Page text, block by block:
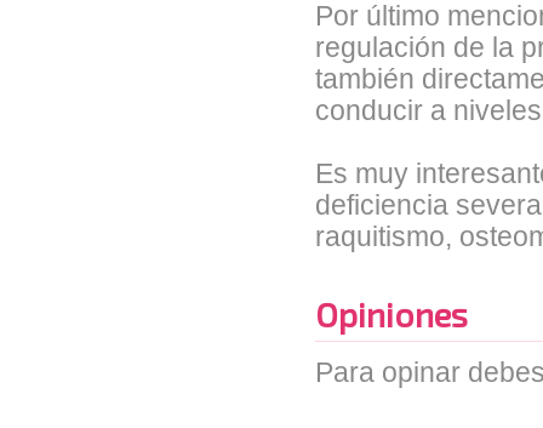
Por último
regulación de la
también
conducir a
Es muy
deficiencia
raquitismo,
Opiniones
Para opinar